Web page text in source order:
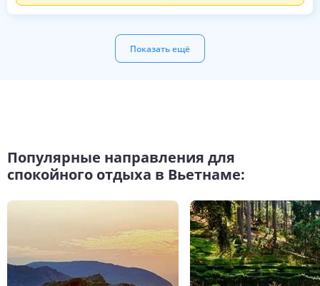
Показать ещё
Популярные направления для
спокойного отдыха в Вьетнаме: